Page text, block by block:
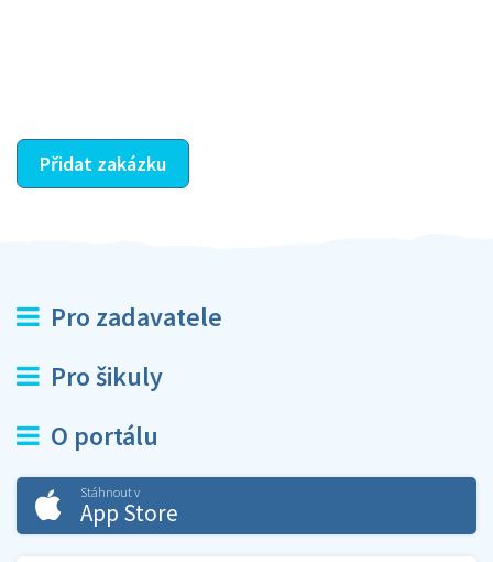
Přidat zakázku
Pro zadavatele
Pro šikuly
O portálu
Stáhnout v
App Store